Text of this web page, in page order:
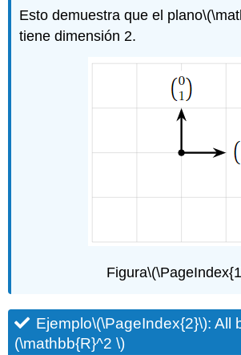
El
teorema
de
a
plane
Solución
Esto demuestra que el plano
tiene dimensión 2.
Figura
Ejemplo\(\PageIndex{2}\): All
(\mathbb{R}^2 \)